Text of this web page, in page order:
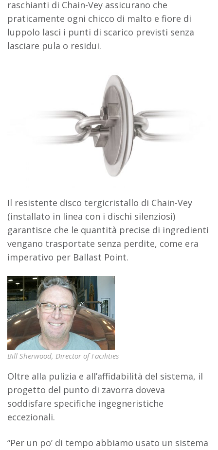
raschianti di Chain-Vey assicurano che
praticamente ogni chicco di malto e fiore di
luppolo lasci i punti di scarico previsti senza
lasciare pula o residui.
Il resistente disco tergicristallo di Chain-Vey
(installato in linea con i dischi silenziosi)
garantisce che le quantità precise di ingredienti
vengano trasportate senza perdite, come era
imperativo per Ballast Point.
Bill Sherwood, Director of Facilities
Oltre alla pulizia e all’affidabilità del sistema, il
progetto del punto di zavorra doveva
soddisfare specifiche ingegneristiche
eccezionali.
“Per un po’ di tempo abbiamo usato un sistema